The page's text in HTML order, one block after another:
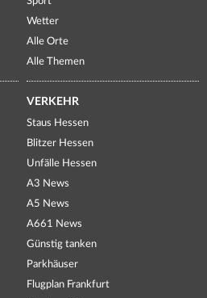
Wetter
Alle Orte
Alle Themen
VERKEHR
Staus Hessen
Blitzer Hessen
Unfälle Hessen
A3 News
A5 News
A661 News
Günstig tanken
Parkhäuser
Flugplan Frankfurt